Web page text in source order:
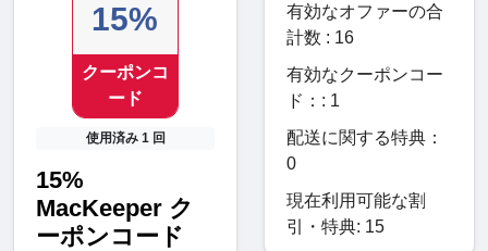
15%
クーポンコ
ード
使用済み 1 回
15%
MacKeeper ク
ーポンコード
有効なオファーの合
計数 : 16
有効なクーポンコー
ド：: 1
配送に関する特典：
0
現在利用可能な割
引・特典: 15